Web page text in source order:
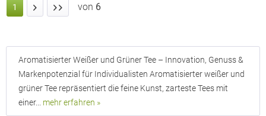
1 von 6
Aromatisierter Weißer und Grüner Tee – Innovation, Genuss &
Markenpotenzial für Individualisten Aromatisierter weißer und
grüner Tee repräsentiert die feine Kunst, zarteste Tees mit
einer... mehr erfahren »